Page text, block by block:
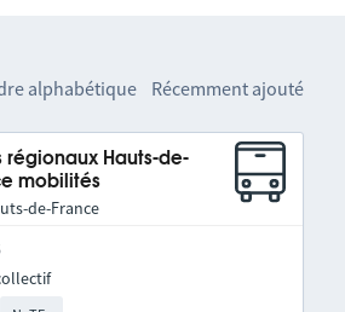
alphabétique Récemment ajouté
régionaux Hauts-de-
mobilités
de-France